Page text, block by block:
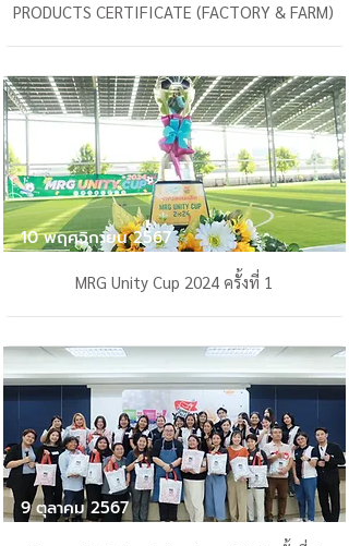
PRODUCTS CERTIFICATE (FACTORY & FARM)
10 พฤศจิกายน 2567
MRG Unity Cup 2024 ครั้งที่ 1
9 ตุลาคม 2567